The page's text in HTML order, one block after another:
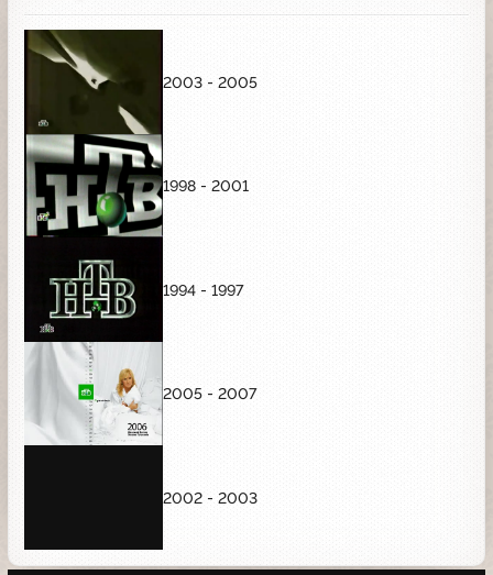
2003 - 2005
1998 - 2001
1994 - 1997
2005 - 2007
2002 - 2003